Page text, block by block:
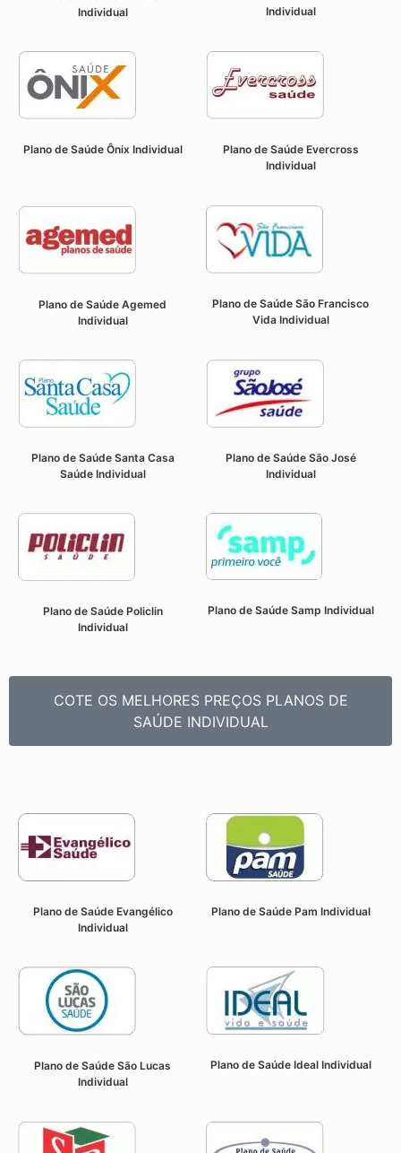
Individual
Individual
Plano de Saúde Ônix Individual
Plano de Saúde Evercross
Individual
Plano de Saúde Agemed
Individual
Plano de Saúde São Francisco
Vida Individual
Plano de Saúde Santa Casa
Saúde Individual
Plano de Saúde São José
Individual
Plano de Saúde Policlin
Individual
Plano de Saúde Samp Individual
COTE OS MELHORES PREÇOS PLANOS DE
SAÚDE INDIVIDUAL
Plano de Saúde Evangélico
Individual
Plano de Saúde Pam Individual
Plano de Saúde São Lucas
Individual
Plano de Saúde Ideal Individual